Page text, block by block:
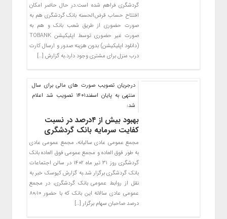
گردشگری فراهم شده است.در حال حاضر امکان
افتتاح حساب قرض‌الحسنه بانک گردشگری هم به
صورت حضوری از طریق شعب بانک و هم به
صورت غیر حضوری توسط اپلیکیشن TOBANK
(دانلود اپلیکیشن) بدون هزینه صدور و ارسال کارت
درب منزل برای مشتری وجود دارد.به گزارش […]
درجریان تصویب صورت های مالی برای سال
منتهی به پایان اسفند1401 تصویب شد اعلام
شد:
بهبود بیش از ۴درصد در نسبت
کفایت سرمایه بانک گردشگری
مجمع عمومی عادی سالیانه، مجمع عمومی عادی
به طور فوق العاده و مجمع عمومی فوق العاده بانک
گردشگری روز ۳۱ تیر ماه ۱۴۰۲ در سالن اجتماعات
بانک گردشگری برگزار شد.به گزارش کیوسک خبر به
نقل از روابط عمومی بانک گردشگری، در مجمع
عمومی عادی سالانه این بانک که با حضور ۸۰٫۱۰
درصد صاحبان سهام برگزار […]